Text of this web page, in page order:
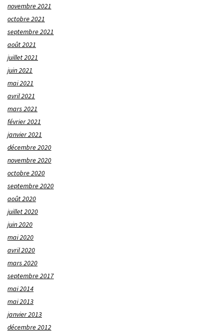
novembre 2021
octobre 2021
septembre 2021
août 2021
juillet 2021
juin 2021
mai 2021
avril 2021
mars 2021
février 2021
janvier 2021
décembre 2020
novembre 2020
octobre 2020
septembre 2020
août 2020
juillet 2020
juin 2020
mai 2020
avril 2020
mars 2020
septembre 2017
mai 2014
mai 2013
janvier 2013
décembre 2012